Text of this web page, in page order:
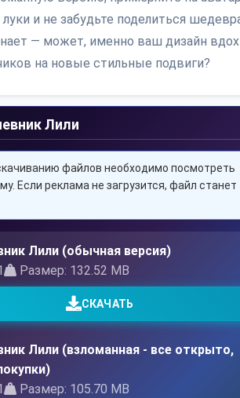
и не забудьте поделиться
— может, именно ваш дизайн
на новые стильные подвиги?
Лили
файлов необходимо посмотреть
Если реклама не загрузится, файл станет
Лили (обычная версия)
Размер: 132.52 MB
СКАЧАТЬ
Лили (взломанная - все открыто,
Размер: 105.70 MB